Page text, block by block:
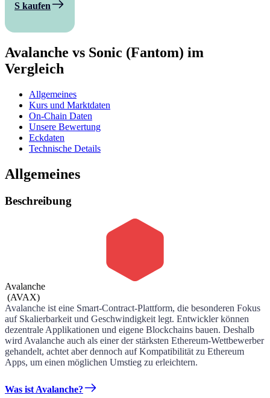
S kaufen
Avalanche vs Sonic (Fantom) im
Vergleich
Allgemeines
Kurs und Marktdaten
On-Chain Daten
Unsere Bewertung
Eckdaten
Technische Details
Allgemeines
Beschreibung
Avalanche
(AVAX)
Avalanche ist eine Smart-Contract-Plattform, die besonderen Fokus
auf Skalierbarkeit und Geschwindigkeit legt. Entwickler können
dezentrale Applikationen und eigene Blockchains bauen. Deshalb
wird Avalanche auch als einer der stärksten Ethereum-Wettbewerber
gehandelt, achtet aber dennoch auf Kompatibilität zu Ethereum
Apps, um einen möglichen Umstieg zu erleichtern.
Was ist Avalanche?